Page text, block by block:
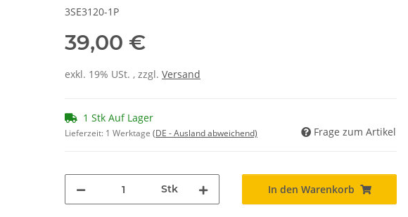
3SE3120-1P
39,00 €
exkl. 19% USt. , zzgl. Versand
1 Stk Auf Lager
Lieferzeit: 1 Werktage (DE - Ausland abweichend) Frage zum Artikel
Stk In den Warenkorb